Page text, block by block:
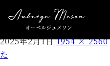
P1201749-2
2025年2月1日 1954 × 2560
た